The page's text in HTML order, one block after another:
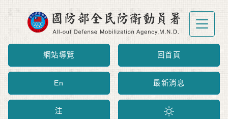
跳到主要內容區塊
網站導覽 回首頁
En 最新消息
注